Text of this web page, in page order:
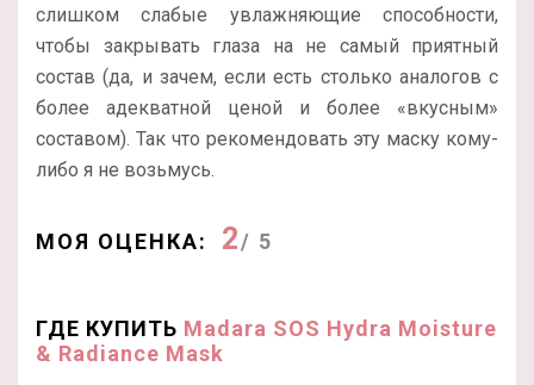
слишком слабые увлажняющие способности,
чтобы закрывать глаза на не самый приятный
состав (да, и зачем, если есть столько аналогов с
более адекватной ценой и более «вкусным»
составом). Так что рекомендовать эту маску кому-
либо я не возьмусь.
МОЯ ОЦЕНКА: 2/ 5
ГДЕ КУПИТЬ Madara SOS Hydra Moisture
& Radiance Mask